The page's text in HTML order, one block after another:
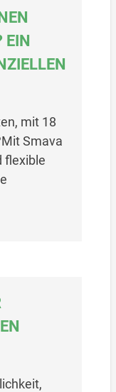
EIN
mit 18
Smava
flexible